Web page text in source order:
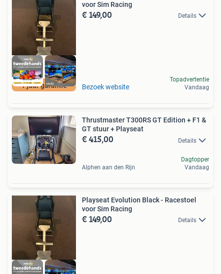
1 jaar garantie
voor Sim Racing
€ 149,00 Details
Bezoek website
Topadvertentie
Vandaag
Thrustmaster T300RS GT Edition + F1 &
GT stuur + Playseat
€ 415,00 Details
Alphen aan den Rijn
Dagtopper
Vandaag
Playseat Evolution Black - Racestoel
voor Sim Racing
€ 149,00 Details